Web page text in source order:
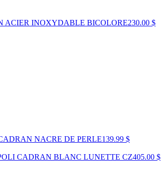
ACIER INOXYDABLE BICOLORE230.00 $
NACRE DE PERLE139.99 $
CADRAN BLANC LUNETTE CZ405.00 $